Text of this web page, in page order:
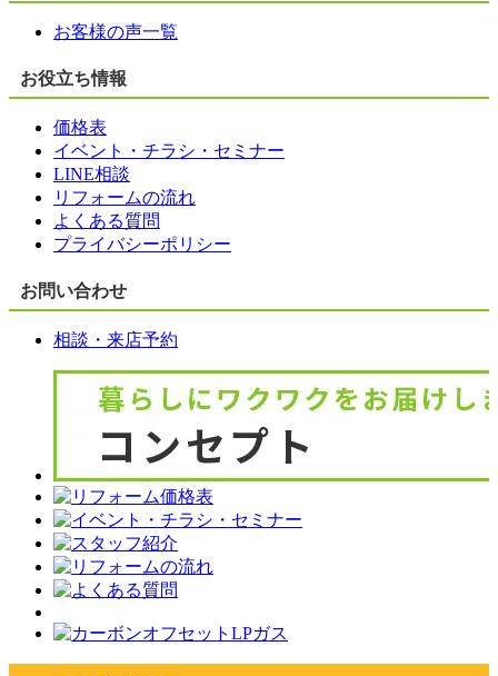
お客様の声一覧
お役立ち情報
価格表
イベント・チラシ・セミナー
LINE相談
リフォームの流れ
よくある質問
プライバシーポリシー
お問い合わせ
相談・来店予約